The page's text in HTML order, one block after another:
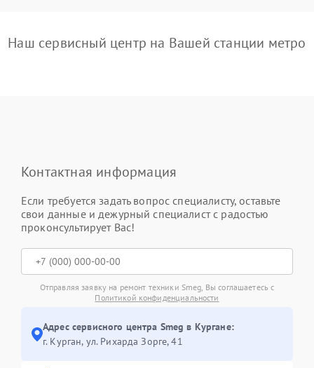
Наш сервисный центр на Вашей станции метро
Контактная информация
Если требуется задать вопрос специалисту, оставьте
свои данные и дежурный специалист с радостью
проконсультирует Вас!
Отправляя заявку на ремонт техники Smeg, Вы соглашаетесь с
Политикой конфиденциальности
Адрес сервисного центра Smeg в Кургане:
г. Курган, ул. Рихарда Зорге, 41